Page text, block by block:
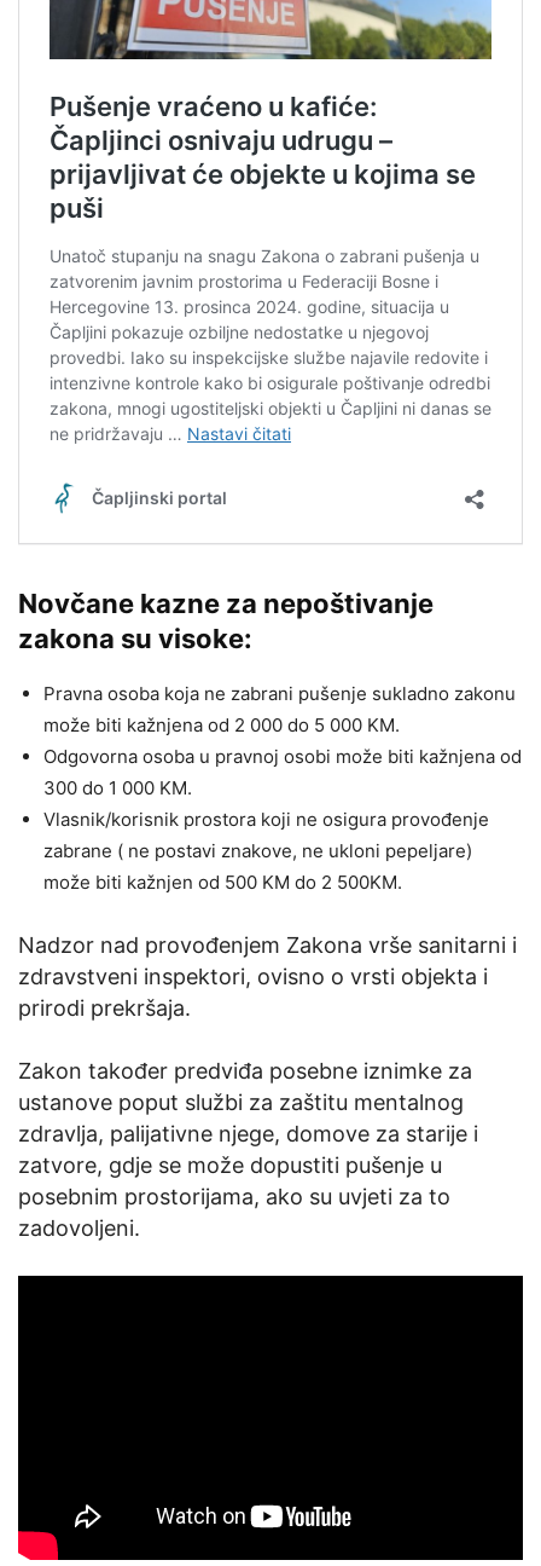
Novčane kazne za nepoštivanje
zakona su visoke:
Pravna osoba koja ne zabrani pušenje sukladno zakonu
može biti kažnjena od 2 000 do 5 000 KM.
Odgovorna osoba u pravnoj osobi može biti kažnjena od
300 do 1 000 KM.
Vlasnik/korisnik prostora koji ne osigura provođenje
zabrane ( ne postavi znakove, ne ukloni pepeljare)
može biti kažnjen od 500 KM do 2 500KM.
Nadzor nad provođenjem Zakona vrše sanitarni i
zdravstveni inspektori, ovisno o vrsti objekta i
prirodi prekršaja.
Zakon također predviđa posebne iznimke za
ustanove poput službi za zaštitu mentalnog
zdravlja, palijativne njege, domove za starije i
zatvore, gdje se može dopustiti pušenje u
posebnim prostorijama, ako su uvjeti za to
zadovoljeni.